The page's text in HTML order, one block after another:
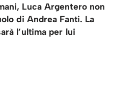
Luca Argentero non
di Andrea Fanti. La
l’ultima per lui